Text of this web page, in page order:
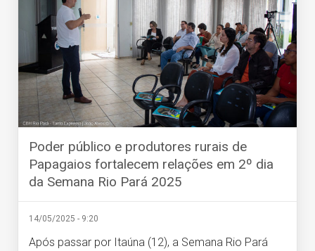
Poder público e produtores rurais de
Papagaios fortalecem relações em 2º dia
da Semana Rio Pará 2025
14/05/2025 - 9:20
Após passar por Itaúna (12), a Semana Rio Pará